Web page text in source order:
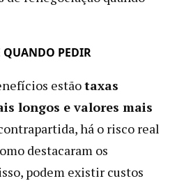
QUANDO PEDIR
estãotaxas
longos e valores mais
há o risco real
destacaram os
podem existir custos